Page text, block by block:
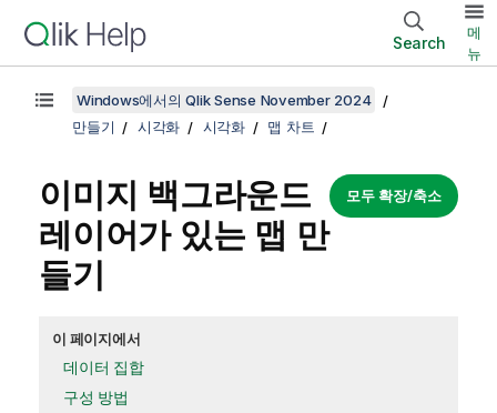
Search
메
뉴
Windows에서의 Qlik Sense November 2024
만들기
시각화 시각화 맵 차트
모두 확장/축소
이미지 백그라운드
레이어가 있는 맵 만
들기
이 페이지에서
데이터 집합
구성 방법